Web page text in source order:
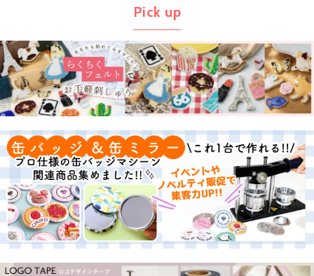
Pick up